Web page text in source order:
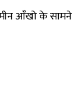
आँखो के सामने